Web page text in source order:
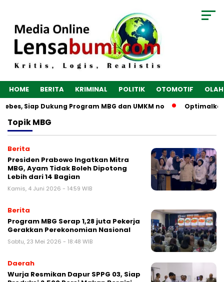
HOME BERITA KRIMINAL POLITIK OTOMOTIF
Siap Dukung Program MBG dan UMKM no Optimalkan
TopikMBG
Berita
Presiden Prabowo Ingatkan Mitra
MBG, Ayam Tidak Boleh Dipotong
Lebih dari 14 Bagian
Kamis, 4 Juni 2026 - 14:59 WIB
Berita
Program MBG Serap 1,28 juta Pekerja
Gerakkan Perekonomian Nasional
Sabtu, 23 Mei 2026 - 18:48 WIB
Daerah
Wurja Resmikan Dapur SPPG 03, Siap